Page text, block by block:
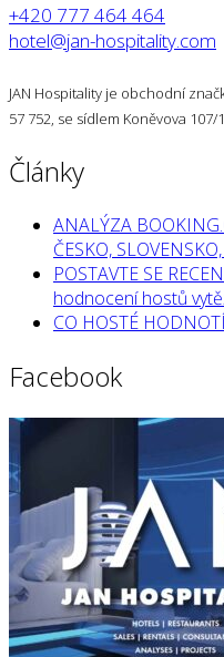
+420 777 464 464
hotel@jan-hospitality.com
JAN Hospitality je obchodní
57 752, se sídlem Koněvova 107/
Články
ANALÝZA
ČESKO,
POSTAVTE SE
hodnocení hostů
CO HOSTÉ
Facebook